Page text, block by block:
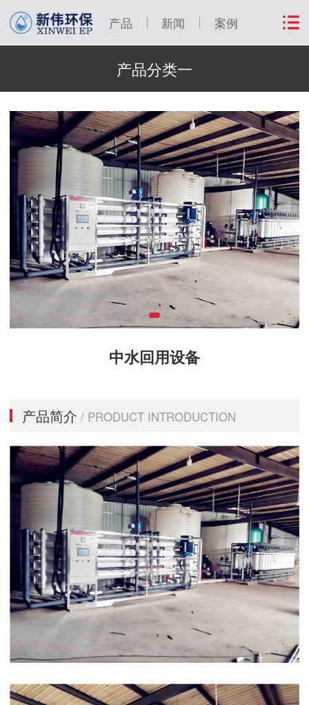
产品 新闻 案例
产品分类一
中水回用设备
产品简介/ PRODUCT INTRODUCTION